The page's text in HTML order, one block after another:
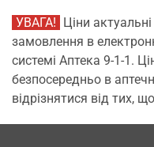
УВАГА! Ціни
замовлення в
системі Аптека 9-1-1.
безпосередньо в
відрізнятися від тих,